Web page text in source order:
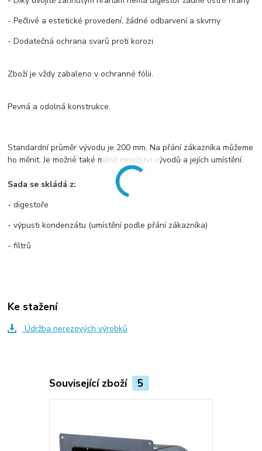
- Pečlivé a estetické provedení, žádné odbarvení a skvrny
- Dodatečná ochrana svarů proti korozi
Zboží je vždy zabaleno v ochranné fólii.
Pevná a odolná konstrukce.
Standardní průměr vývodu je 200 mm. Na přání zákazníka můžeme
ho měnit. Je možné také měnít množství vývodů a jejích umístění.
Sada se skládá z:
- digestoře
- výpusti kondenzátu (umístění podle přání zákazníka)
- filtrů
Ke stažení
Údržba nerezových výrobků
Související zboží 5